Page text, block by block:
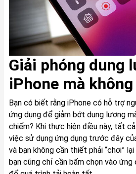
Giải phóng dung
iPhone mà
Bạn có biết rằng iPhone có hỗ trợ
ứng dụng để giảm bớt dung lượng
chiếm? Khi thực hiện điều này, tất
việc sử dụng ứng dụng trước đây
và bạn không cần thiết phải “chơi”
bạn cũng chỉ cần bấm chọn vào ứng